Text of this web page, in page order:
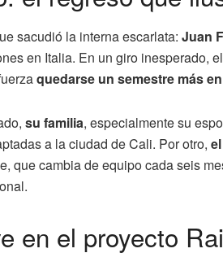
sacudió la interna escarlata: Juan
en Italia. En un giro inesperado,
quedarse un semestre más
su familia, especialmente su
a la ciudad de Cali. Por otro,
que cambia de equipo cada seis
en el proyecto